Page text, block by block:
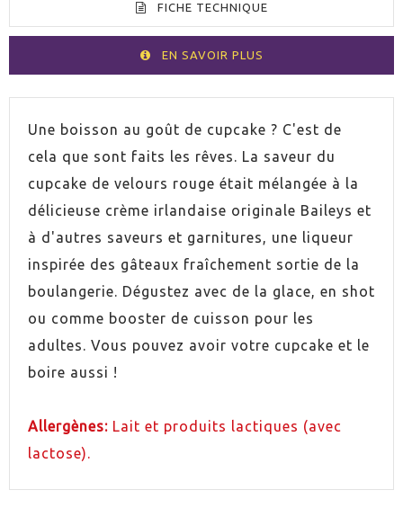
FICHE TECHNIQUE
EN SAVOIR PLUS
VOLUMEN 70cl
PAYS Irlande
GRADUACIÓN 17,0%
Une boisson au goût de cupcake ? C'est de
cela que sont faits les rêves. La saveur du
cupcake de velours rouge était mélangée à la
délicieuse crème irlandaise originale Baileys et
à d'autres saveurs et garnitures, une liqueur
inspirée des gâteaux fraîchement sortie de la
boulangerie. Dégustez avec de la glace, en shot
ou comme booster de cuisson pour les
adultes. Vous pouvez avoir votre cupcake et le
boire aussi !
Allergènes: Lait et produits lactiques (avec
lactose).